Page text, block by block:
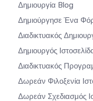
Δημιουργία Blog
Δημιούργησε Ένα
Διαδικτυακός
Δημιουργός
Διαδικτυακός
Δωρεάν Φιλοξενία
Δωρεάν Σχεδιασμός